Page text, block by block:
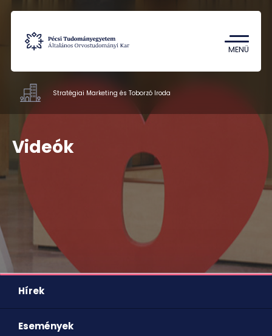
MENÜ
Tantárgykereső
Campus térkép
Nyelv DE
Stratégiai Marketing és Toborzó Iroda
Videók
Hírek
Események